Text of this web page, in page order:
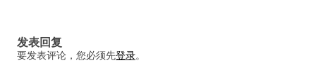
发表回复
要发表评论，您必须先登录。